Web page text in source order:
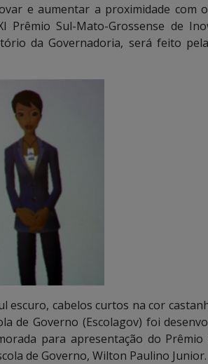
e aumentar a proximidade com
Prêmio Sul-Mato-Grossense de
da Governadoria, será feito
escuro, cabelos curtos na cor
de Governo (Escolagov) foi
para apresentação do Prêmio
de Governo, Wilton Paulino Junior.